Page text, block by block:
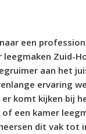
een
Zuid-
aan het
ervaring
komt kijken bij
een kamer
dit vak tot